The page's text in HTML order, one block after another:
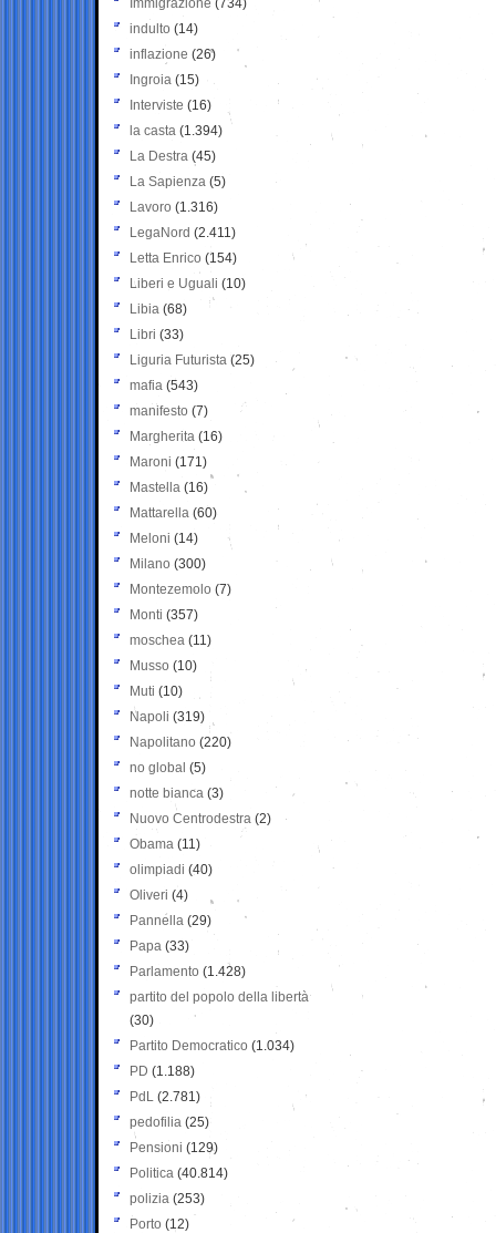
Immigrazione (734)
indulto (14)
inflazione (26)
Ingroia (15)
Interviste (16)
la casta (1.394)
La Destra (45)
La Sapienza (5)
Lavoro (1.316)
LegaNord (2.411)
Letta Enrico (154)
Liberi e Uguali (10)
Libia (68)
Libri (33)
Liguria Futurista (25)
mafia (543)
manifesto (7)
Margherita (16)
Maroni (171)
Mastella (16)
Mattarella (60)
Meloni (14)
Milano (300)
Montezemolo (7)
Monti (357)
moschea (11)
Musso (10)
Muti (10)
Napoli (319)
Napolitano (220)
no global (5)
notte bianca (3)
Nuovo Centrodestra (2)
Obama (11)
olimpiadi (40)
Oliveri (4)
Pannella (29)
Papa (33)
Parlamento (1.428)
partito del popolo della libertà
(30)
Partito Democratico (1.034)
PD (1.188)
PdL (2.781)
pedofilia (25)
Pensioni (129)
Politica (40.814)
polizia (253)
Porto (12)